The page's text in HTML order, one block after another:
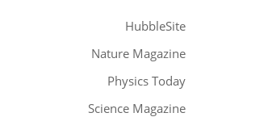
HubbleSite
Nature Magazine
Physics Today
Science Magazine